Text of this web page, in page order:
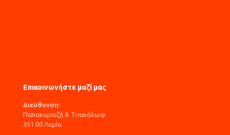
Επικοινωνήστε μαζί μας
Διεύθυνση:
Παπακυριαζή & Τσακάλωφ
351 00 Λαμία